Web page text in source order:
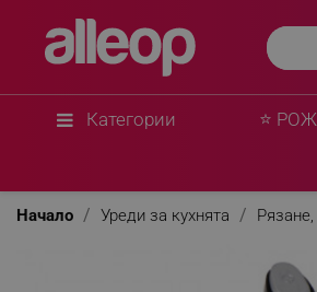
Категории ⭐
Начало Уреди за кухнята
Adler
Миксер за фрапе на
Лилав/черен
★★★★★(0) 0